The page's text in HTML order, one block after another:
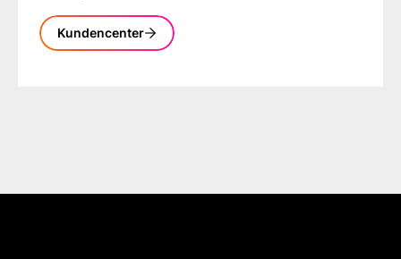
Kundencenter